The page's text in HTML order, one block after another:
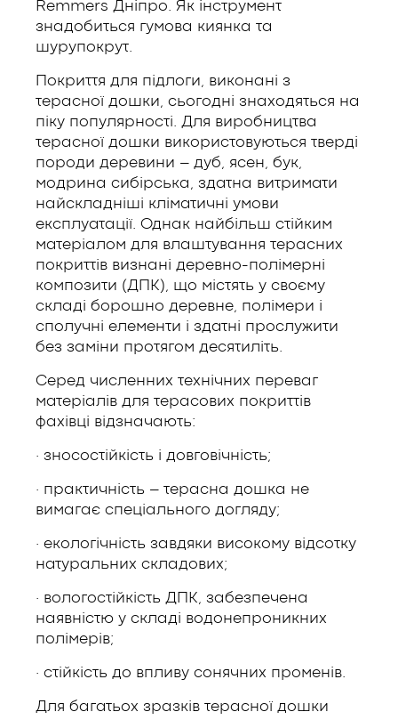
Remmers Дніпро. Як інструмент
знадобиться гумова киянка та
шурупокрут.
Покриття для підлоги, виконані з
терасної дошки, сьогодні знаходяться на
піку популярності. Для виробництва
терасної дошки використовуються тверді
породи деревини – дуб, ясен, бук,
модрина сибірська, здатна витримати
найскладніші кліматичні умови
експлуатації. Однак найбільш стійким
матеріалом для влаштування терасних
покриттів визнані деревно-полімерні
композити (ДПК), що містять у своєму
складі борошно деревне, полімери і
сполучні елементи і здатні прослужити
без заміни протягом десятиліть.
Серед численних технічних переваг
матеріалів для терасових покриттів
фахівці відзначають:
· зносостійкість і довговічність;
· практичність – терасна дошка не
вимагає спеціального догляду;
· екологічність завдяки високому відсотку
натуральних складових;
· вологостійкість ДПК, забезпечена
наявністю у складі водонепроникних
полімерів;
· стійкість до впливу сонячних променів.
Для багатьох зразків терасної дошки